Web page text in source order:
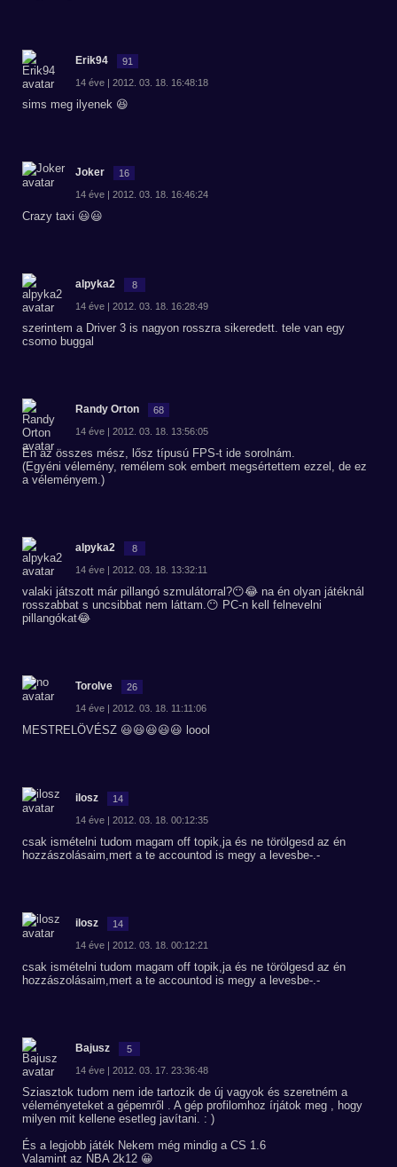
Erik94 91
14 éve | 2012. 03. 18. 16:48:18
sims meg ilyenek 😆
Joker 16
14 éve | 2012. 03. 18. 16:46:24
Crazy taxi 😃😃
alpyka2 8
14 éve | 2012. 03. 18. 16:28:49
szerintem a Driver 3 is nagyon rosszra sikeredett. tele van egy
csomo buggal
Randy Orton 68
14 éve | 2012. 03. 18. 13:56:05
Én az összes mész, lősz típusú FPS-t ide sorolnám.
(Egyéni vélemény, remélem sok embert megsértettem ezzel, de ez
a véleményem.)
alpyka2 8
14 éve | 2012. 03. 18. 13:32:11
valaki játszott már pillangó szmulátorral?😶😂 na én olyan játéknál
rosszabbat s uncsibbat nem láttam.😶 PC-n kell felnevelni
pillangókat😂
Torolve 26
14 éve | 2012. 03. 18. 11:11:06
MESTRELÖVÉSZ 😃😃😃😃😃 loool
ilosz 14
14 éve | 2012. 03. 18. 00:12:35
csak ismételni tudom magam off topik,ja és ne törölgesd az én
hozzászolásaim,mert a te accountod is megy a levesbe-.-
ilosz 14
14 éve | 2012. 03. 18. 00:12:21
csak ismételni tudom magam off topik,ja és ne törölgesd az én
hozzászolásaim,mert a te accountod is megy a levesbe-.-
Bajusz 5
14 éve | 2012. 03. 17. 23:36:48
Sziasztok tudom nem ide tartozik de új vagyok és szeretném a
véleményeteket a gépemről . A gép profilomhoz írjátok meg , hogy
milyen mit kellene esetleg javítani. : )
És a legjobb játék Nekem még mindig a CS 1.6
Valamint az NBA 2k12 😀